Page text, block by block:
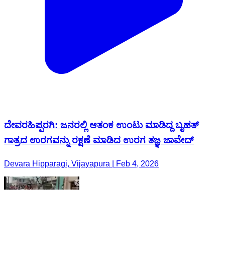
ದೇವರಹಿಪ್ಪರಗಿ: ಜನರಲ್ಲಿ ಆತಂಕ ಉಂಟು ಮಾಡಿದ್ದ ಬೃಹತ್
ಗಾತ್ರದ ಉರಗವನ್ನು ರಕ್ಷಣೆ ಮಾಡಿದ ಉರಗ ತಜ್ಞ ಜಾವೇದ್
Devara Hipparagi, Vijayapura | Feb 4, 2026